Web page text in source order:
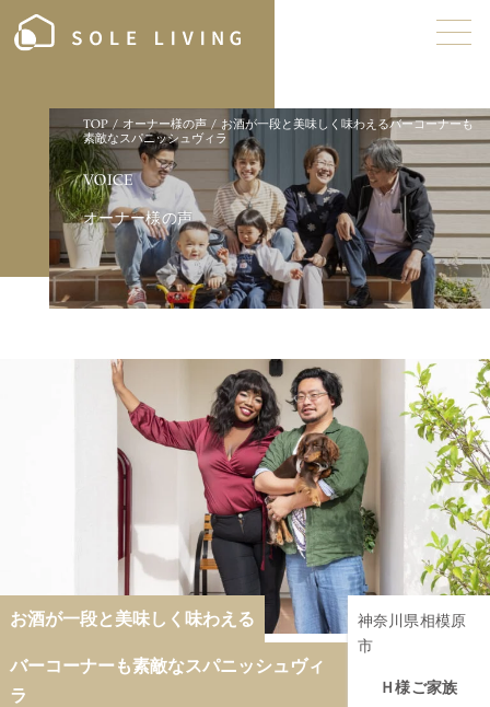
VOICE
オーナー様の声
TOP/オーナー様の声/ お酒が一段と美味しく味わえるバーコーナーも
素敵なスパニッシュヴィラ
お酒が一段と美味しく味わえる
バーコーナーも素敵なスパニッシュヴィ
ラ
神奈川県相模原
市
Ｈ様ご家族